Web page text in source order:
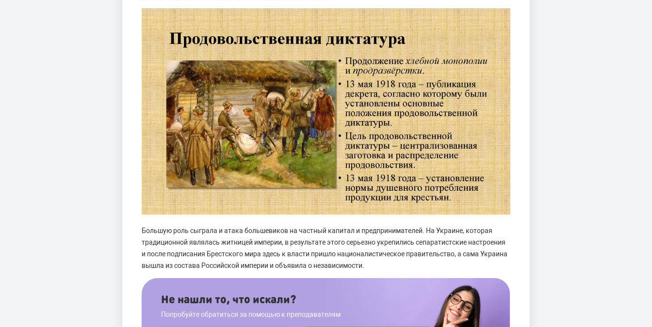
Большую роль сыграла и атака большевиков на частный капитал и предпринимателей. На Украине, которая
традиционной являлась житницей империи, в результате этого серьезно укрепились сепаратистские настроения
и после подписания Брестского мира здесь к власти пришло националистическое правительство, а сама Украина
вышла из состава Российской империи и объявила о независимости.
Не нашли то, что искали?
Попробуйте обратиться за помощью к преподавателям